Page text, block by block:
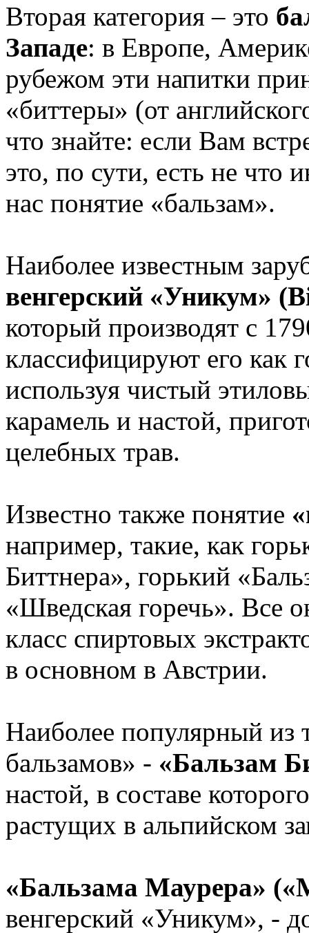
Вторая категория – это
Западе: в Европе,
рубежом эти напитки
«биттеры» (от
что знайте: если Вам
это, по сути, есть не что
нас понятие «бальзам».
Наиболее известным
венгерский «Уникум»
который производят с
классифицируют его как
используя чистый
карамель и настой,
целебных трав.
Известно также понятие
например, такие, как
Биттнера», горький
«Шведская горечь». Все
класс спиртовых
в основном в Австрии.
Наиболее популярный из
бальзамов» - «Бальзам
настой, в составе
растущих в альпийском
«Бальзама Маурера»
венгерский «Уникум», -